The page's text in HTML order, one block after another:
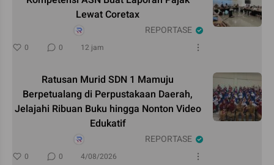
Lewat Coretax
REPORTASE
0 0 12 jam
Ratusan Murid SDN 1 Mamuju
Berpetualang di Perpustakaan Daerah,
Jelajahi Ribuan Buku hingga Nonton Video
Edukatif
REPORTASE
0 0 4/08/2026